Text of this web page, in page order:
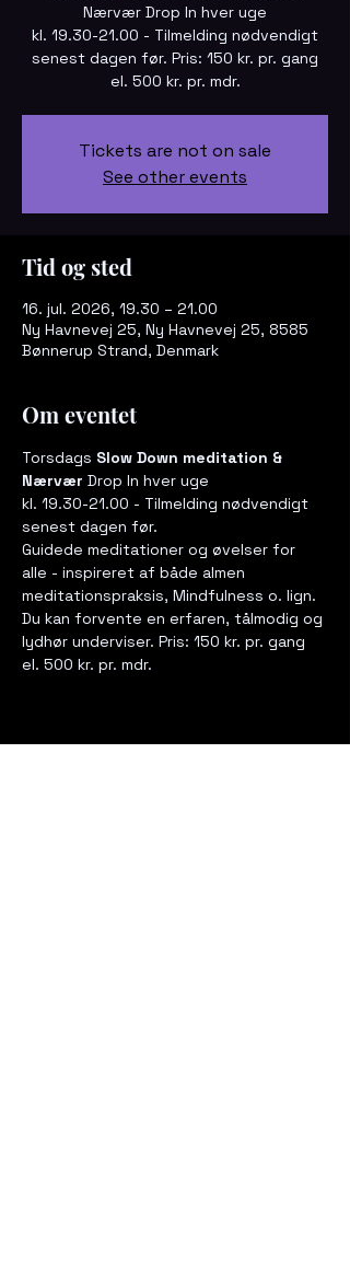
Nærvær Drop In hver uge
kl. 19.30-21.00 - Tilmelding nødvendigt
senest dagen før. Pris: 150 kr. pr. gang
el. 500 kr. pr. mdr.
Tickets are not on sale
See other events
Tid og sted
16. jul. 2026, 19.30 – 21.00
Ny Havnevej 25, Ny Havnevej 25, 8585
Bønnerup Strand, Denmark
Om eventet
Torsdags Slow Down meditation &
Nærvær Drop In hver uge
kl. 19.30-21.00 - Tilmelding nødvendigt
senest dagen før.
Guidede meditationer og øvelser for
alle - inspireret af både almen
meditationspraksis, Mindfulness o. lign.
Du kan forvente en erfaren, tålmodig og
lydhør underviser. Pris: 150 kr. pr. gang
el. 500 kr. pr. mdr.